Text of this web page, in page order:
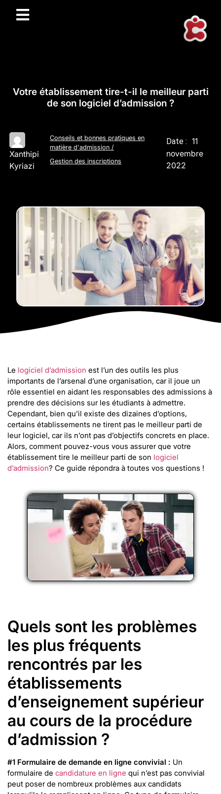
Votre établissement tire-t-il le meilleur parti
de son logiciel d’admission ?
Xanthipi
Kyriazi
Conseils et bonnes pratiques en
matière d'admission /
Gestion des inscriptions
Date : 11
novembre
2022
Le logiciel d’admission est l’un des outils les plus
importants de l’arsenal d’une organisation, car il joue un
rôle essentiel en aidant les responsables des admissions à
prendre des décisions sur les étudiants à admettre.
Cependant, bien qu’il existe des dizaines d’options,
certains établissements ne tirent pas le meilleur parti de
leur logiciel, car ils n’ont pas d’objectifs concrets en place.
Alors, comment pouvez-vous vous assurer que votre
établissement tire le meilleur parti de son logiciel
d’admission? Ce guide répondra à toutes vos questions !
Quels sont les problèmes
les plus fréquents
rencontrés par les
établissements
d’enseignement supérieur
au cours de la procédure
d’admission ?
#1 Formulaire de demande en ligne convivial : Un
formulaire de candidature en ligne qui n’est pas convivial
peut poser de nombreux problèmes aux candidats